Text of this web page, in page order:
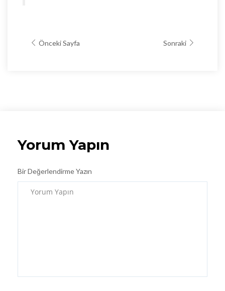
Önceki Sayfa Sonraki
Yorum Yapın
Bir Değerlendirme Yazın